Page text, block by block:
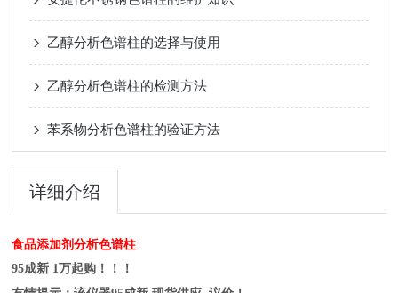
乙醇分析色谱柱的选择与使用
乙醇分析色谱柱的检测方法
苯系物分析色谱柱的验证方法
详细介绍
食品添加剂分析色谱柱
95成新 1万起购！！！